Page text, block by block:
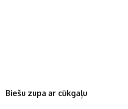
Biešu zupa ar cūkgaļu